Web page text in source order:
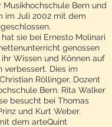
Musikhochschule Bern und
im Juli 2002 mit dem
sie bei Ernesto Molinari
genossen
Wissen und Können auf
verbessert. Dies im
Röllinger, Dozent
Bern. Rita Walker
besucht bei Thomas
und Kurt Weber.
dem arteQuint